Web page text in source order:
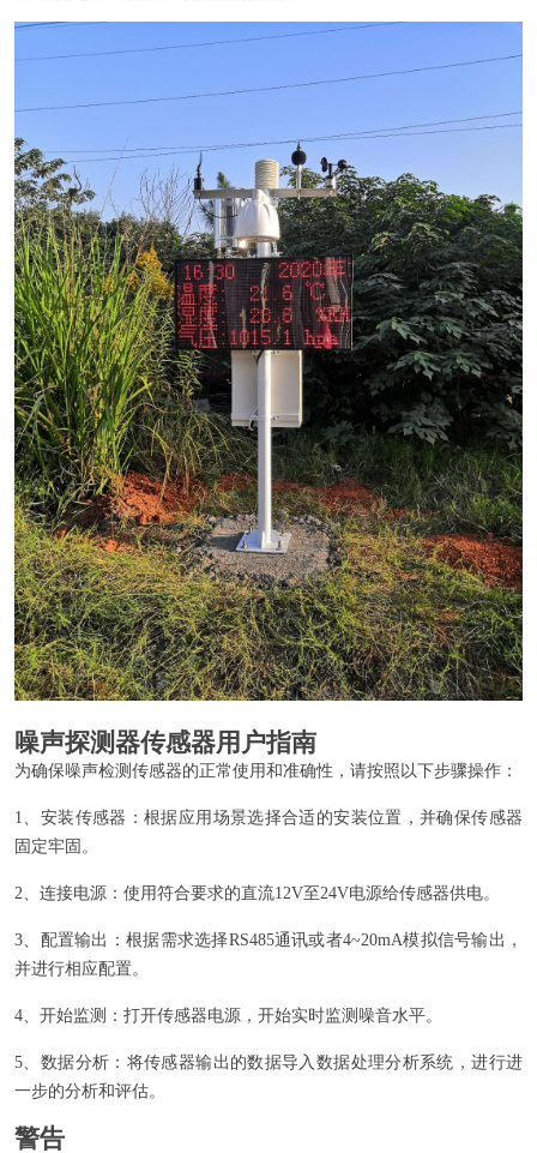
噪声探测器传感器用户指南
为确保噪声检测传感器的正常使用和准确性，请按照以下步骤操作：
1、安装传感器：根据应用场景选择合适的安装位置，并确保传感器
固定牢固。
2、连接电源：使用符合要求的直流12V至24V电源给传感器供电。
3、配置输出：根据需求选择RS485通讯或者4~20mA模拟信号输出，
并进行相应配置。
4、开始监测：打开传感器电源，开始实时监测噪音水平。
5、数据分析：将传感器输出的数据导入数据处理分析系统，进行进
一步的分析和评估。
警告